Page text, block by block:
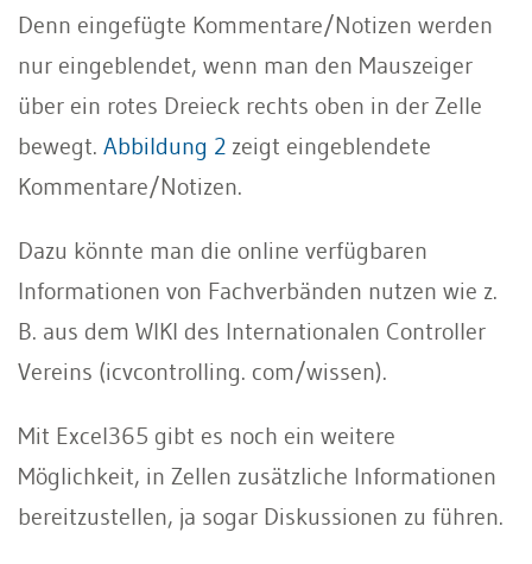
Denn eingefügte Kommentare/Notizen werden
nur eingeblendet, wenn man den Mauszeiger
über ein rotes Dreieck rechts oben in der Zelle
bewegt. Abbildung 2 zeigt eingeblendete
Kommentare/Notizen.
Dazu könnte man die online verfügbaren
Informationen von Fachverbänden nutzen wie z.
B. aus dem WIKI des Internationalen Controller
Vereins (icvcontrolling. com/wissen).
Mit Excel365 gibt es noch ein weitere
Möglichkeit, in Zellen zusätzliche Informationen
bereitzustellen, ja sogar Diskussionen zu führen.